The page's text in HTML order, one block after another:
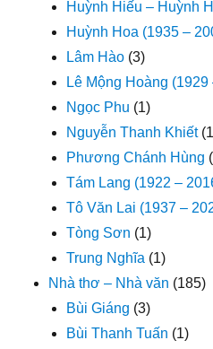
Huỳnh Hiếu – Huỳnh
Huỳnh Hoa (1935 –
Lâm Hào (3)
Lê Mộng Hoàng (1929
Ngọc Phu (1)
Nguyễn Thanh Khiết
Phương Chánh Hùng
Tám Lang (1922 –
Tô Văn Lai (1937 –
Tòng Sơn (1)
Trung Nghĩa (1)
Nhà thơ – Nhà văn (185)
Bùi Giáng (3)
Bùi Thanh Tuấn (1)